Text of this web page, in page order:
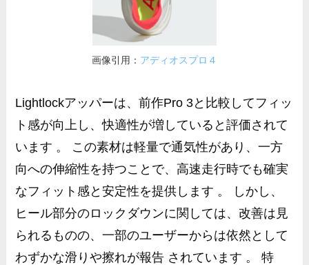
画像引用： アディオスプロ４
Lightlockアッパーは、前作Pro 3と比較してフィッ
ト感が向上し、快適性が増していると評価されて
います 。 この素材は軽量で通気性があり、一方
向への伸縮性を持つことで、高速走行時でも確実
なフィット感と安定性を提供します 。 しかし、
ヒール部分のロックダウンに関しては、改善は見
られるものの、一部のユーザーからは依然として
わずかな滑りや擦れが報告 されています 。 特